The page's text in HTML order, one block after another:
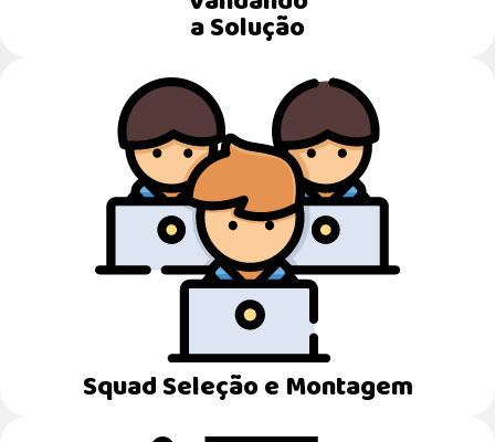
a Solução
Squad Seleção e Montagem